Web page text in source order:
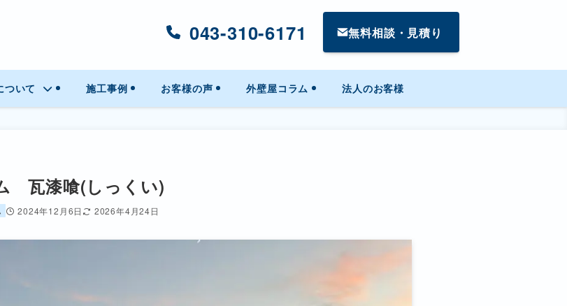
ついて 施工事例 お客様の声 外壁屋コラム 法人のお客様
043-310-6171 無料相談・見積り
瓦漆喰(しっくい)
2024年12月6日 2026年4月24日